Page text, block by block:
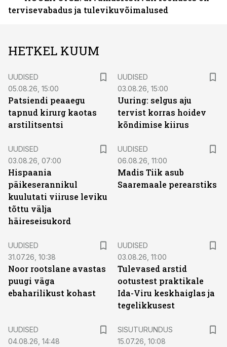
tervisevabadus ja tulevikuvõimalused
HETKEL KUUM
UUDISED
05.08.26, 15:00
Patsiendi peaaegu
tapnud kirurg kaotas
arstilitsentsi
UUDISED
03.08.26, 15:00
Uuring: selgus aju
tervist korras hoidev
kõndimise kiirus
UUDISED
03.08.26, 07:00
Hispaania
päikeserannikul
kuulutati viiruse leviku
tõttu välja
häireseisukord
UUDISED
06.08.26, 11:00
Madis Tiik asub
Saaremaale perearstiks
UUDISED
31.07.26, 10:38
Noor rootslane avastas
puugi väga
ebaharilikust kohast
UUDISED
03.08.26, 11:00
Tulevased arstid
ootustest praktikale
Ida-Viru keskhaiglas ja
tegelikkusest
UUDISED
04.08.26, 14:48
SISUTURUNDUS
15.07.26, 10:08